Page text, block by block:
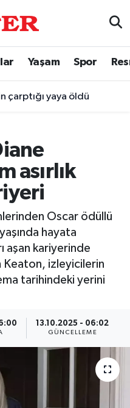
Yaşam Spor
yaya öldü
asırlık
Oscar ödüllü
hayata
aşan kariyerinde
Keaton, izleyicilerin
tarihindeki yerini
13.10.2025 - 06:02
GÜNCELLEME
ve Fikstür